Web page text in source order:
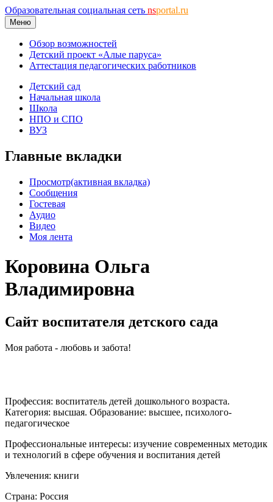
Образовательная социальная сеть nsportal.ru
Меню
Обзор возможностей
Детский проект «Алые паруса»
Аттестация педагогических работников
Детский сад
Начальная школа
Школа
НПО и СПО
ВУЗ
Главные вкладки
Просмотр(активная вкладка)
Сообщения
Гостевая
Аудио
Видео
Моя лента
Коровина Ольга
Владимировна
Сайт воспитателя детского сада
Моя работа - любовь и забота!
Профессия: воспитатель детей дошкольного возраста.
Категория: высшая. Образование: высшее, психолого-
педагогическое
Профессиональные интересы: изучение современных методик
и технологий в сфере обучения и воспитания детей
Увлечения: книги
Страна: Россия